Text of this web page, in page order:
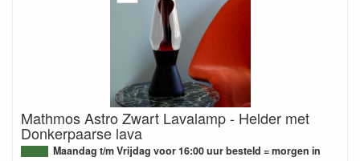
Mathmos Astro Zwart Lavalamp - Helder met
Donkerpaarse lava
Maandag t/m Vrijdag voor 16:00 uur besteld = morgen in